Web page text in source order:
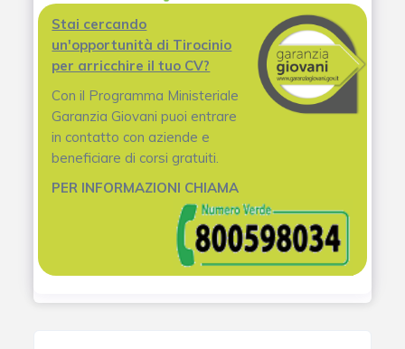
Stai cercando
un'opportunità di Tirocinio
per arricchire il tuo CV?
Con il Programma Ministeriale
Garanzia Giovani puoi entrare
in contatto con aziende e
beneficiare di corsi gratuiti.
PER INFORMAZIONI CHIAMA